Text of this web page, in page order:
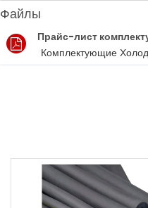
Файлы
Прайс-лист
Комплектующие